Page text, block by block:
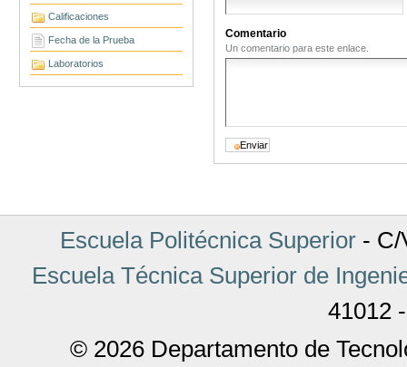
Calificaciones
Fecha de la Prueba
Laboratorios
Comentario
Un comentario para este enlace.
Escuela Politécnica Superior- C/
Escuela Técnica Superior de
41012
© 2026 Departamento de